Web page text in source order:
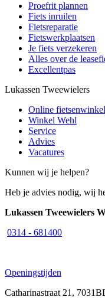
Proefrit plannen
Fiets inruilen
Fietsreparatie
Fietswerkplaatsen
Je fiets verzekeren
Alles over de
Excellentpas
Lukassen Tweewielers
Online fietsenwinkel
Winkel Wehl
Service
Advies
Vacatures
Kunnen wij je helpen?
Heb je advies nodig, wij
Lukassen Tweewielers
0314 - 681400
Openingstijden
Catharinastraat 21,